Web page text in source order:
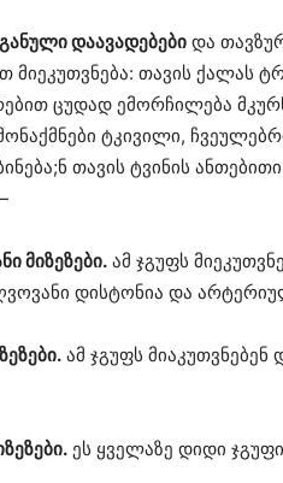
დაავადებები და
მიეკუთვნება: თავის ქალას
ცუდად ემორჩილება
ტკივილი,
თავის ტვინის
მიზეზები. ამ ჯგუფს
დისტონია და
ამ ჯგუფს მიაკუთვნებენ
ეს ყველაზე დიდი